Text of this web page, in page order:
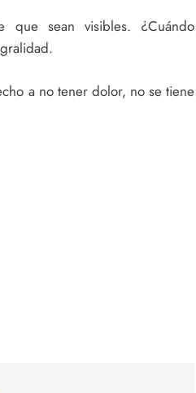
que sean visibles. ¿Cuándo
a no tener dolor, no se tiene